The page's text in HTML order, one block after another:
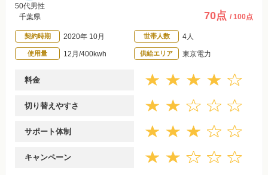
50代男性
千葉県
70点 / 100点
契約時期 2020年 10月 世帯人数 4人
使用量 12月/400kwh 供給エリア 東京電力
料金
切り替えやすさ
サポート体制
キャンペーン